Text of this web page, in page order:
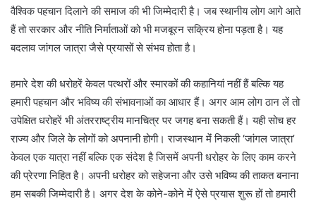
वैश्विक पहचान दिलाने की समाज की भी जिम्मेदारी है। जब स्थानीय लोग आगे आते
हैं तो सरकार और नीति निर्माताओं को भी मजबूरन सक्रिय होना पड़ता है। यह
बदलाव जांगल जात्रा जैसे प्रयासों से संभव होता है।
हमारे देश की धरोहरें केवल पत्थरों और स्मारकों की कहानियां नहीं हैं बल्कि यह
हमारी पहचान और भविष्य की संभावनाओं का आधार हैं। अगर आम लोग ठान लें तो
उपेक्षित धरोहरें भी अंतरराष्ट्रीय मानचित्र पर जगह बना सकती हैं। यही सोच हर
राज्य और जिले के लोगों को अपनानी होगी। राजस्थान मेंं निकली ‘जांगल जात्रा’
केवल एक यात्रा नहीं बल्कि एक संदेश है जिसमें अपनी धरोहर के लिए काम करने
की प्रेरणा निहित है। अपनी धरोहर को सहेजना और उसे भविष्य की ताकत बनाना
हम सबकी जिम्मेदारी है। अगर देश के कोने-कोने में ऐसे प्रयास शुरू हों तो हमारी